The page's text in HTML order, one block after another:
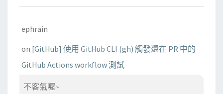
ephrain
on [GitHub] 使用 GitHub CLI (gh) 觸發還在 PR 中的
GitHub Actions workflow 測試
不客氣喔~